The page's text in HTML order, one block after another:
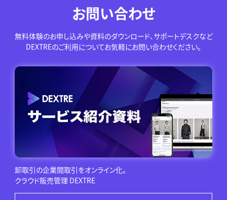
お問い合わせ
無料体験のお申し込みや資料のダウンロード、サポートデスクなど
DEXTREのご利用についてお気軽にお問い合わせください。
卸取引の企業間取引をオンライン化。
クラウド販売管理 DEXTRE